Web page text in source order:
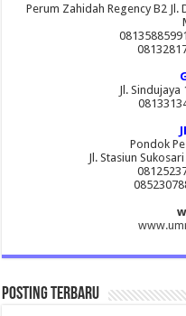
Perum Zahidah Regency B2
Jl.
Pondok
Jl. Stasiun
Posting Terbaru